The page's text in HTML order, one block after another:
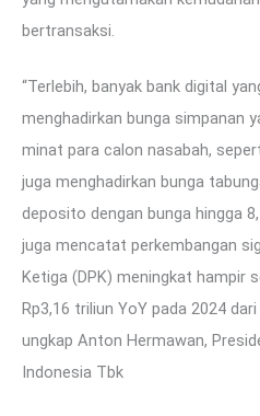
bertransaksi.
“Terlebih, banyak bank digital
menghadirkan bunga simpanan
minat para calon nasabah,
juga menghadirkan bunga
deposito dengan bunga hingga
juga mencatat perkembangan
Ketiga (DPK) meningkat hampir
Rp3,16 triliun YoY pada 2024
ungkap Anton Hermawan,
Indonesia Tbk